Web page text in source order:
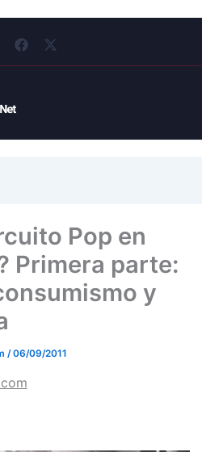
a
-
r
Pop en
Primera parte:
y
/06/09/2011